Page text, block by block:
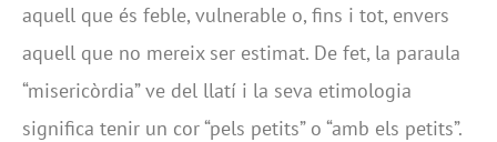
aquell que és feble, vulnerable o, fins i tot, envers
aquell que no mereix ser estimat. De fet, la paraula
“misericòrdia” ve del llatí i la seva etimologia
significa tenir un cor “pels petits” o “amb els petits”.